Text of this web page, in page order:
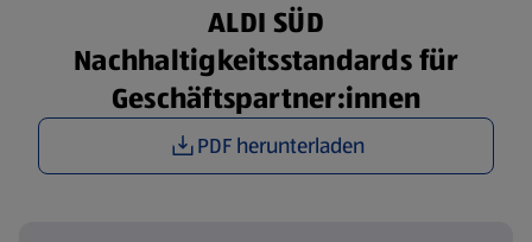
ALDI SÜD
Nachhaltigkeitsstandards für
Geschäftspartner:innen
PDF herunterladen